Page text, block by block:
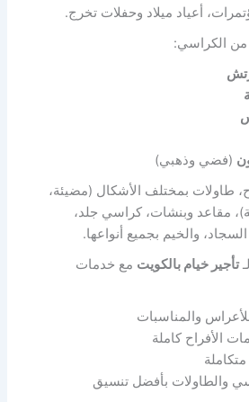
أعياد ميلاد وحفلات تخرج.
من الكراسي:
(فضي وذهبي)
طاولات بمختلف الأشكال (مضيئة،
مقاعد وبنشات، كراسي جلد،
والخيم بجميع أنواعها.
تأجير خيام بالكويت مع خدمات
والمناسبات
الأفراح كاملة
والطاولات بأفضل تنسيق